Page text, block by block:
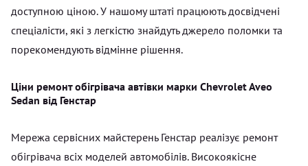
доступною ціною. У нашому штаті працюють досвідчені
спеціалісти, які з легкістю знайдуть джерело поломки та
порекомендують відмінне рішення.
Ціни ремонт обігрівача автівки марки Chevrolet Aveo
Sedan від Генстар
Мережа сервісних майстерень Генстар реалізує ремонт
обігрівача всіх моделей автомобілів. Високоякісне